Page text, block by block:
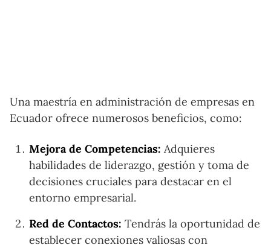
Una maestría en administración de empresas en
Ecuador ofrece numerosos beneficios, como:
Mejora de Competencias: Adquieres
habilidades de liderazgo, gestión y toma de
decisiones cruciales para destacar en el
entorno empresarial.
Red de Contactos: Tendrás la oportunidad de
establecer conexiones valiosas con